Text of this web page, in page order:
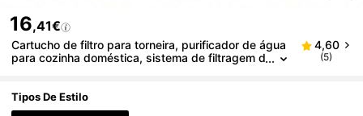
16,41€
Cartucho de filtro para torneira, purificador de água
para cozinha doméstica, sistema de filtragem d
e água para torneira doméstica.
4,60
(5)
Tipos De Estilo